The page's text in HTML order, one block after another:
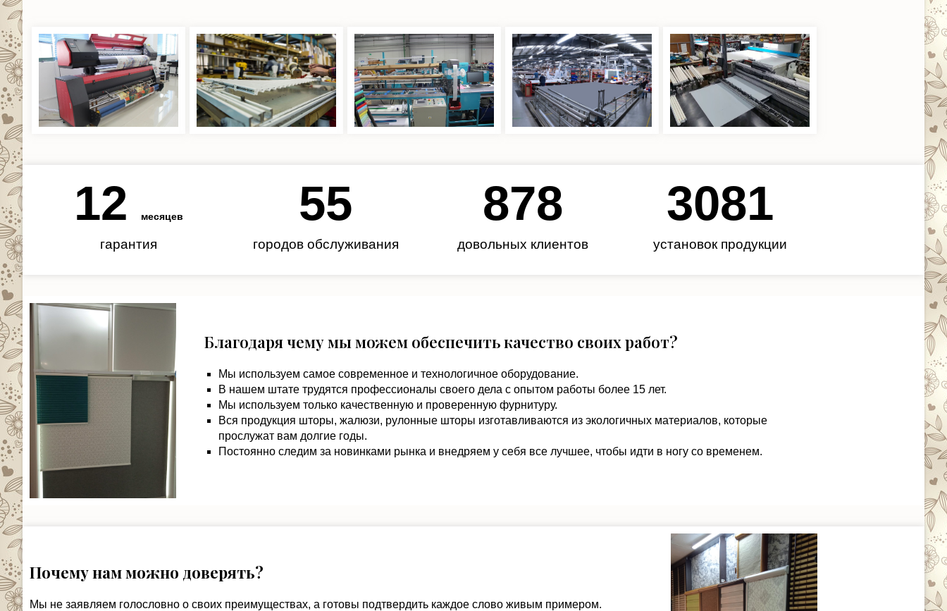
гарантия
12 месяцев
городов обслуживания
62
довольных клиентов
985
установок продукции
3450
Благодаря чему мы можем обеспечить качество своих работ?
Мы используем самое современное и технологичное оборудование.
В нашем штате трудятся профессионалы своего дела с опытом работы более 15 лет.
Мы используем только качественную и проверенную фурнитуру.
Вся продукция шторы, жалюзи, рулонные шторы изготавливаются из экологичных материалов, которые
прослужат вам долгие годы.
Постоянно следим за новинками рынка и внедряем у себя все лучшее, чтобы идти в ногу со временем.
Почему нам можно доверять?
Мы не заявляем голословно о своих преимуществах, а готовы подтвердить каждое слово живым примером.